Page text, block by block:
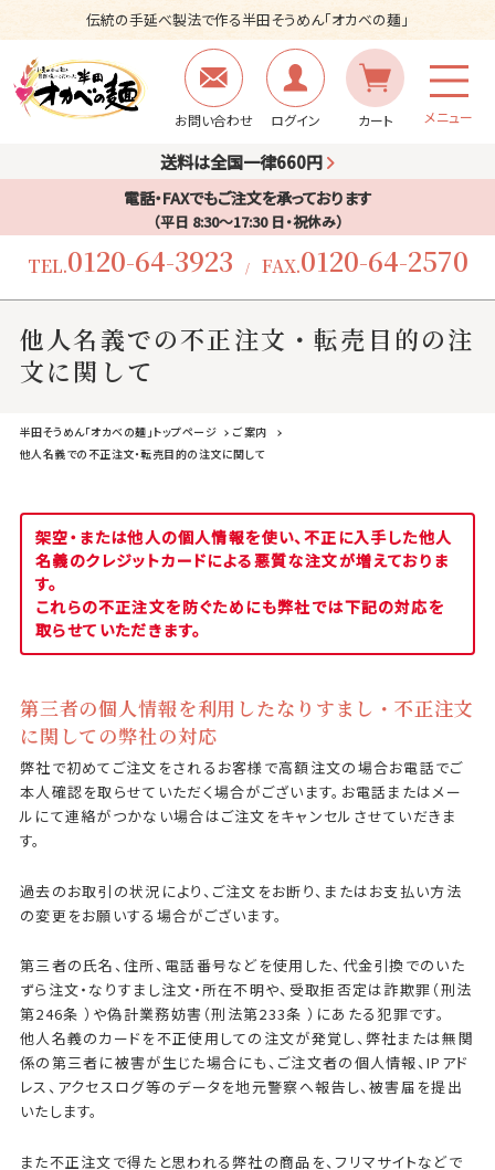
伝統の手延べ製法で作る半田そうめん「オカベの麺」
お問い合わせ ログイン カート メニュー
送料は全国一律660円
電話・FAXでもご注文を承っております
（平日 8:30〜17:30 日・祝休み）
TEL.0120-64-3923 / FAX.0120-64-2570
半田そうめん「オカベの麺」トップページ
ご案内
他人名義での不正注文・転売目的の注文に関して
他人名義での不正注文・転売目的の注
文に関して
架空・または他人の個人情報を使い、不正に入手した他人
名義のクレジットカードによる悪質な注文が増えておりま
す。
これらの不正注文を防ぐためにも弊社では下記の対応を
取らせていただきます。
第三者の個人情報を利用したなりすまし・不正注文
に関しての弊社の対応
弊社で初めてご注文をされるお客様で高額注文の場合お電話でご
本人確認を取らせていただく場合がございます。お電話またはメー
ルにて連絡がつかない場合はご注文をキャンセルさせていだきま
す。
過去のお取引の状況により、ご注文をお断り、またはお支払い方法
の変更をお願いする場合がございます。
第三者の氏名、住所、電話番号などを使用した、代金引換でのいた
ずら注文・なりすまし注文・所在不明や、受取拒否定は詐欺罪（刑法
第246条 ）や偽計業務妨害（刑法第233条 ）にあたる犯罪です。
他人名義のカードを不正使用しての注文が発覚し、弊社または無関
係の第三者に被害が生じた場合にも、ご注文者の個人情報、IPアド
レス、アクセスログ等のデータを地元警察へ報告し、被害届を提出
いたします。
また不正注文で得たと思われる弊社の商品を、フリマサイトなどで